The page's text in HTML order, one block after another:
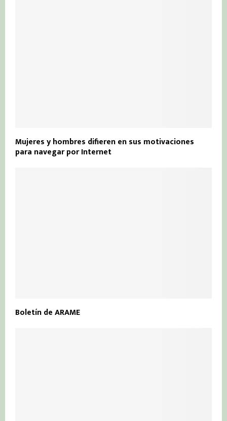
Mujeres y hombres difieren en sus motivaciones
para navegar por Internet
Boletín de ARAME